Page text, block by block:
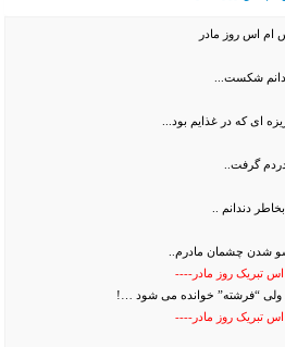
شکست...
ای که در غذایم بود...
گرفت..
دندانم ..
شدن چشمان مادرم..
تبریک روز مادر----
ولی “فرشته” خوانده می شود …!
تبریک روز مادر----